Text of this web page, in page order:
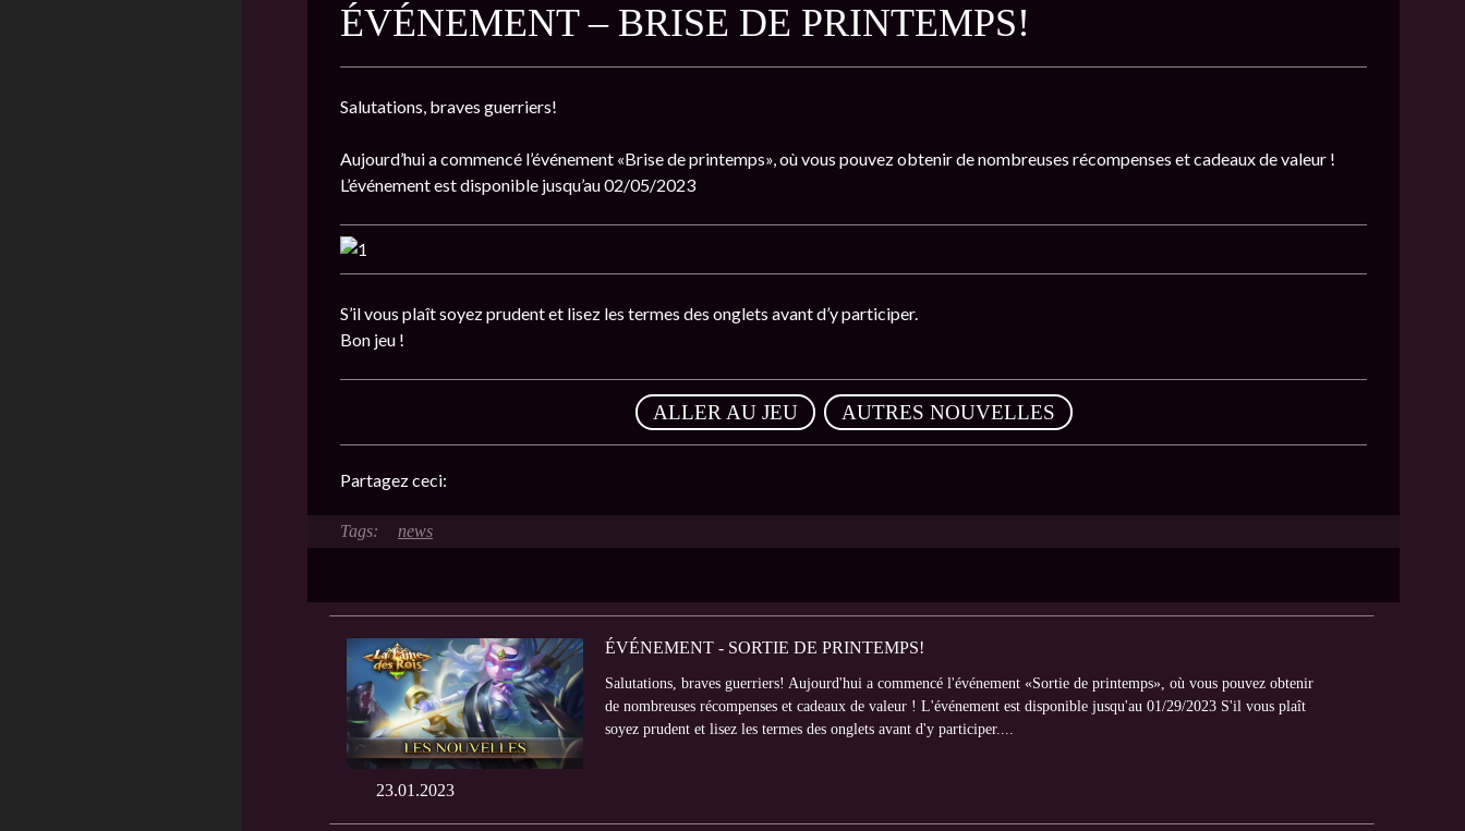
ÉVÉNEMENT – BRISE DE PRINTEMPS!
Salutations, braves guerriers!
Aujourd’hui a commencé l’événement «Brise de printemps», où vous pouvez obtenir de nombreuses récompenses et cadeaux de valeur !
L’événement est disponible jusqu’au 02/05/2023
S’il vous plaît soyez prudent et lisez les termes des onglets avant d’y participer.
Bon jeu !
ALLER AU JEU , AUTRES NOUVELLES
Partagez ceci:
news
23.01.2023
ÉVÉNEMENT - SORTIE DE PRINTEMPS!
Salutations, braves guerriers! Aujourd'hui a commencé l'événement «Sortie de printemps», où vous pouvez obtenir
de nombreuses récompenses et cadeaux de valeur ! L'événement est disponible jusqu'au 01/29/2023 S'il vous plaît
soyez prudent et lisez les termes des onglets avant d'y participer....